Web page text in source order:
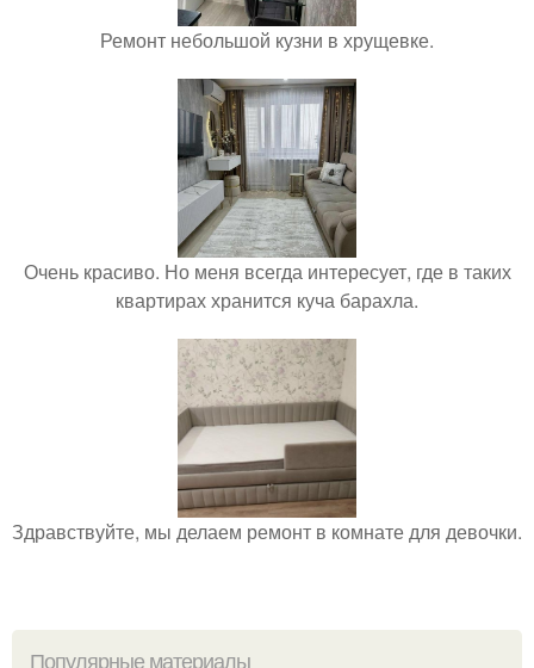
Ремонт небольшой кузни в хрущевке.
Очень красиво. Но меня всегда интересует, где в таких
квартирах хранится куча барахла.
Здравствуйте, мы делаем ремонт в комнате для девочки.
Популярные материалы